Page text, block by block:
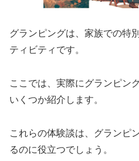
グランピングは、家族での特
ティビティです。
ここでは、実際にグランピン
いくつか紹介します。
これらの体験談は、グランピ
るのに役立つでしょう。